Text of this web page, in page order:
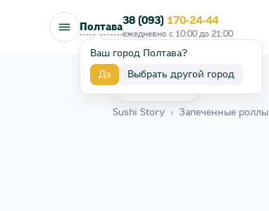
Полтава
Ваш город Полтава?
Да Выбрать другой город
38 (093) 170-24-44
ежедневно с 10:00 до 21:00
Sushi Story › Запеченные роллы